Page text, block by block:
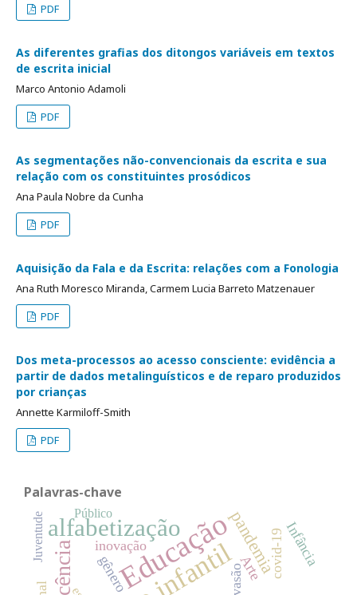
PDF
As diferentes grafias dos ditongos variáveis em textos
de escrita inicial
Marco Antonio Adamoli
PDF
As segmentações não-convencionais da escrita e sua
relação com os constituintes prosódicos
Ana Paula Nobre da Cunha
PDF
Aquisição da Fala e da Escrita: relações com a Fonologia
Ana Ruth Moresco Miranda, Carmem Lucia Barreto Matzenauer
PDF
Dos meta-processos ao acesso consciente: evidência a
partir de dados metalinguísticos e de reparo produzidos
por crianças
Annette Karmiloff-Smith
PDF
Palavras-chave
Educação
alfabetização pandemia
covid-19
evasão
Infância
Arte
gênero
inovação
Juventude Público